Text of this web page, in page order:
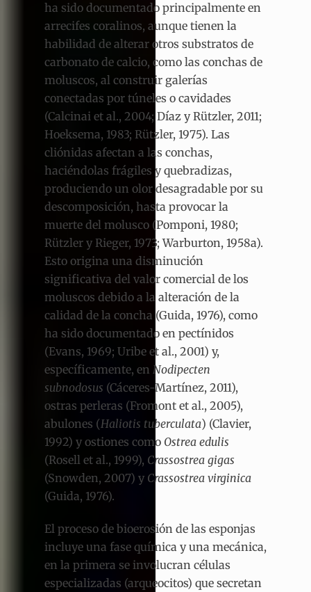
ha sido documentado principalmente en
arrecifes coralinos, aunque tienen la
habilidad de alterar otros substratos de
carbonato de calcio, como las conchas de
moluscos, al construir galerías
conectadas por túneles o cavidades
(Calcinai et al., 2004; Díaz y Rützler, 2011;
Hoeksema, 1983; Rützler, 1975). Las
cliónidas afectan a las conchas,
haciéndolas frágiles y quebradizas,
produciendo un olor desagradable por su
descomposición, hasta provocar la
muerte del molusco (Pomponi, 1980;
Rützler y Rieger, 1973; Warburton, 1958a).
Esto origina una disminución
significativa del valor comercial de los
moluscos debido a la alteración de la
calidad de la concha (Guida, 1976), como
ha sido documentado en pectínidos
(Evans, 1969; Uribe et al., 2001) y,
específicamente, en Nodipecten
subnodosus (Cáceres-Martínez, 2011),
ostras perleras (Fromont et al., 2005),
abulones (Haliotis tuberculata) (Clavier,
1992) y ostiones como Ostrea edulis
(Rosell et al., 1999), Crassostrea gigas
(Snowden, 2007) y Crassostrea virginica
(Guida, 1976).
El proceso de bioerosión de las esponjas
incluye una fase química y una mecánica,
en la primera se involucran células
especializadas (arqueocitos) que secretan